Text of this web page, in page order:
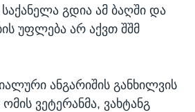
გდია ამ ბაღში და
უფლება არ აქვთ შშმ
ანგარიშის განხილვის
ვეტერანმა, ვახტანგ